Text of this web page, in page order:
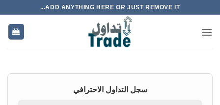
ADD ANYTHING HERE OR JUST REMOVE IT...
سجل التداول الاحترافي